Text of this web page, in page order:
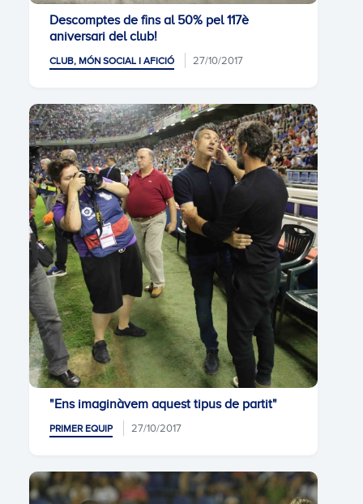
Descomptes de fins al 50% pel 117è
aniversari del club!
CLUB, MÓN SOCIAL I AFICIÓ 27/10/2017
"Ens imaginàvem aquest tipus de partit"
PRIMER EQUIP 27/10/2017